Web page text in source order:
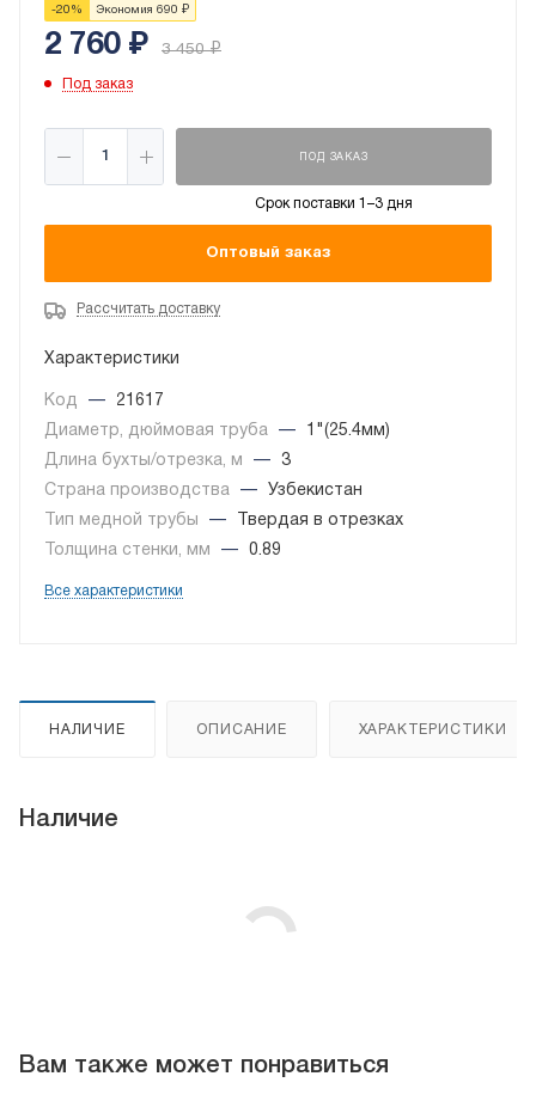
-20 % Экономия 690 ₽
2 760₽ 3 450₽
Под заказ
ПОД ЗАКАЗ
Срок поставки 1–3 дня
Оптовый заказ
Рассчитать доставку
Характеристики
Код —
21617
Диаметр, дюймовая труба
—
1"(25.4мм)
Длина бухты/отрезка, м
—
3
Страна производства
—
Узбекистан
Тип медной трубы
—
Твердая в отрезках
Толщина стенки, мм
— 0.89
Все характеристики
НАЛИЧИЕ ОПИСАНИЕ ХАРАКТЕРИСТИКИ
Наличие
Вам также может понравиться